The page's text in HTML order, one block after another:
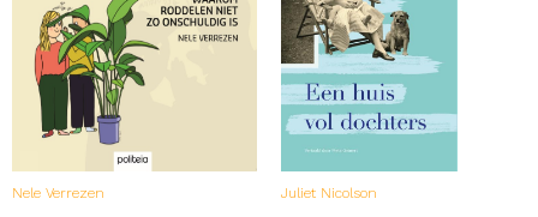
Nele Verrezen Juliet Nicolson